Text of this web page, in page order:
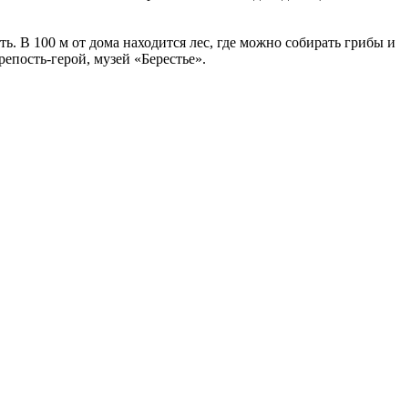
В 100 м от дома находится лес, где можно собирать грибы и
герой, музей «Берестье».